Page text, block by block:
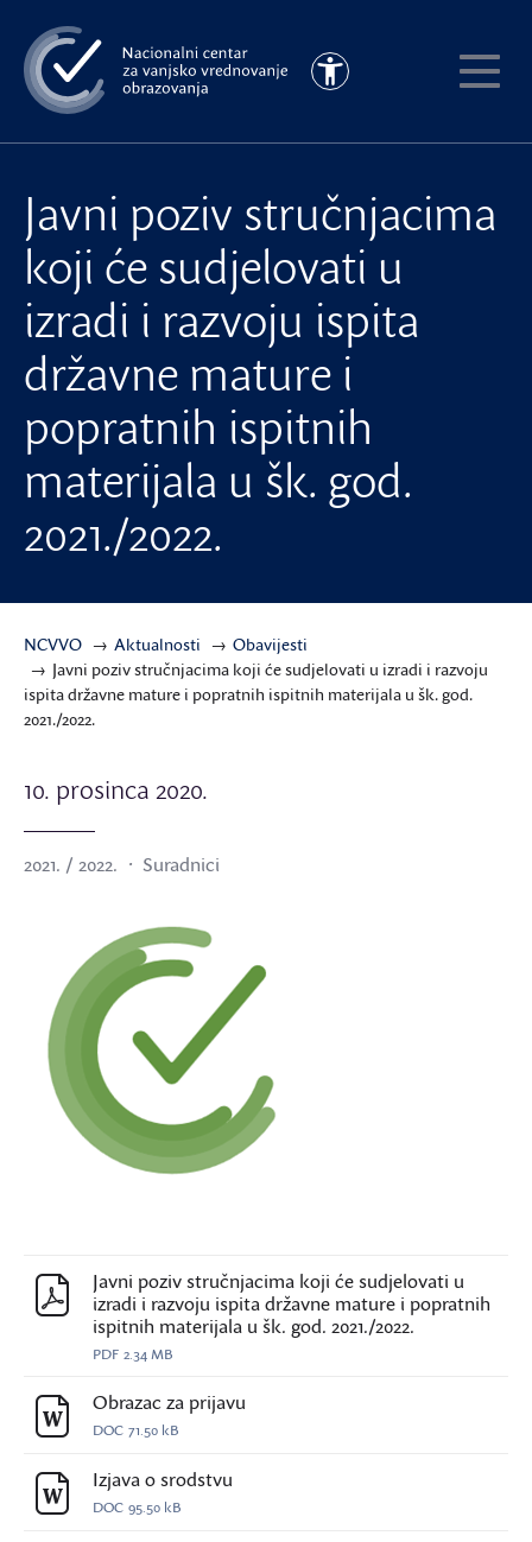
na
glavni
sadržaj
Pristupačnost
Javni poziv stručnjacima
koji će sudjelovati u
izradi i razvoju ispita
državne mature i
popratnih ispitnih
materijala u šk. god.
2021./2022.
NCVVO Aktualnosti
Obavijesti
Javni poziv stručnjacima koji će sudjelovati u izradi i razvoju
ispita državne mature i popratnih ispitnih materijala u šk. god.
2021./2022.
10. prosinca 2020.
2021. / 2022. Suradnici
Javni poziv stručnjacima koji će sudjelovati u
izradi i razvoju ispita državne mature i popratnih
ispitnih materijala u šk. god. 2021./2022.
PDF 2.34 MB
Obrazac za prijavu
DOC 71.50 kB
Izjava o srodstvu
DOC 95.50 kB